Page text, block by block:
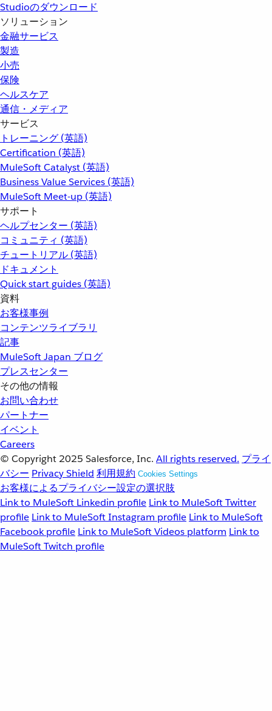
Studioのダウンロード
ソリューション
金融サービス
製造
小売
保険
ヘルスケア
通信・メディア
サービス
トレーニング (英語)
Certification (英語)
MuleSoft Catalyst (英語)
Business Value Services (英語)
MuleSoft Meet-up (英語)
サポート
ヘルプセンター (英語)
コミュニティ (英語)
チュートリアル (英語)
ドキュメント
Quick start guides (英語)
資料
お客様事例
コンテンツライブラリ
記事
MuleSoft Japan ブログ
プレスセンター
その他の情報
お問い合わせ
パートナー
イベント
Careers
© Copyright 2025 Salesforce, Inc. All rights reserved. プライ
バシー Privacy Shield 利用規約 Cookies Settings
お客様によるプライバシー設定の選択肢
Link to MuleSoft Linkedin profile Link to MuleSoft Twitter
profile Link to MuleSoft Instagram profile Link to MuleSoft
Facebook profile Link to MuleSoft Videos platform Link to
MuleSoft Twitch profile